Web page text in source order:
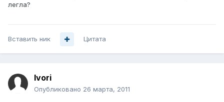
легла?
Вставить ник Цитата
Ivori
Опубликовано 26 марта, 2011